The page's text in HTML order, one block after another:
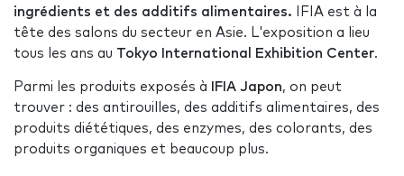
ingrédients et des additifs alimentaires.
IFIA est à la
tête des salons du secteur en Asie. L'exposition a lieu
tous les ans au Tokyo International Exhibition Center.
Parmi les produits exposés à IFIA Japon, on peut
trouver : des antirouilles, des additifs alimentaires, des
produits diététiques, des enzymes, des colorants, des
produits organiques et beaucoup plus.